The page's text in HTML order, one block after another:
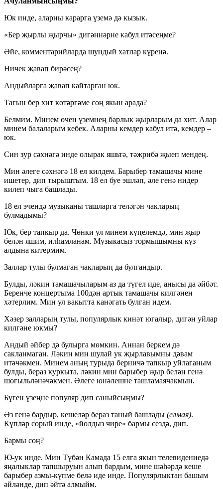
Юк инде, аларны карарга үземә дә кызык.
«Бер җырлы җырчы» дигәннәрне кабул итәсеңме?
Әйе, комментарийларда шундый хатлар күренә.
Ничек җавап бирәсең?
Андыйларга җавап кайтарган юк.
Тагын бер хит көтәргәме соң якын арада?
Белмим. Минем өчен үземнең барлык җырларым да хит. Алар
минем балаларым кебек. Аларны кемдер кабул итә, кемдер –
юк.
Син зур сәхнәгә инде олырак яшьтә, тәҗрибә җыеп мендең.
Мин әлеге сәхнәгә 18 ел килдем. Барыбер тамашачы мине
ишетер, дип тырыштым. 18 ел буе эшләп, әле генә нидер
килеп чыга башлады.
18 ел эчендә музыканы ташларга теләгән чакларың
булмадымы?
Юк, бер тапкыр да. Чөнки ул минем күңелемдә, мин җыр
белән яшим, илһамланам. Музыкасыз тормышымны күз
алдына китермим.
Заллар тулы булмаган чакларың да булгандыр.
Булды, ләкин тамашачыларым аз да түгел иде, анысы да әйбәт.
Беренче концертыма 100дән артык тамашачы килгәнен
хәтерлим. Мин ул вакытта канәгать булган идем.
Хәзер залларың тулы, популярлык кинәт югалыр, дигән уйлар
килгәне юкмы?
Андый әйбер дә булырга мөмкин. Аннан беркем дә
сакланмаган. Ләкин мин шулай ук җырлавымны дәвам
итәчәкмен. Минем аның турыда берничә тапкыр уйлаганым
булды, бераз куркыта, ләкин мин барыбер җыр белән генә
шөгыльләнәчәкмен. Әлеге юнәлешне ташламаячакмын.
Бүген үзеңне популяр дип саныйсыңмы?
Әз генә бардыр, кешеләр бераз таный башлады (елмая).
Күпләр сорый инде, «йолдыз чире» бармы сездә, дип.
Бармы соң?
Ю-ук инде. Мин Түбән Камада 15 елга якын телевидениедә
яңалыклар тапшыруын алып бардым, мине шәһәрдә кеше
барыбер азмы-күпме белә иде инде. Популярлыктан башым
әйләнде, дип әйтә алмыйм.